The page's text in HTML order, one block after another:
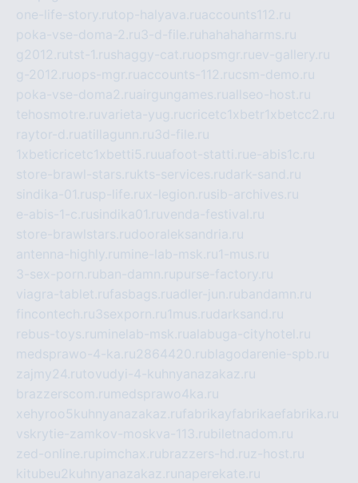
one-life-story.rutop-halyava.ruaccounts112.ru
poka-vse-doma-2.ru3-d-file.ru hahahaharms.ru
g2012.rutst-1.rushaggy-cat.ruopsmgr.ruev-gallery.ru
g-2012.ruops-mgr.ruaccounts-112.rucsm-demo.ru
poka-vse-doma2.ruairgungames.ruallseo-host.ru
tehosmotre.ruvarieta-yug.rucricetc1xbetr1xbetcc2.ru
raytor-d.ruatillagunn.ru3d-file.ru
1xbeticricetc1xbetti5.ruuafoot-statti.rue-abis1c.ru
store-brawl-stars.rukts-services.rudark-sand.ru
sindika-01.rusp-life.rux-legion.rusib-archives.ru
e-abis-1-c.rusindika01.ruvenda-festival.ru
store-brawlstars.rudooraleksandria.ru
antenna-highly.ru mine-lab-msk.ru1-mus.ru
3-sex-porn.ruban-damn.rupurse-factory.ru
viagra-tablet.rufasbags.ruadler-jun.rubandamn.ru
fincontech.ru3sexporn.ru1mus.rudarksand.ru
rebus-toys.ru minelab-msk.rualabuga-cityhotel.ru
medsprawo-4-ka.ru2864420.rublagodarenie-spb.ru
zajmy24.rutovudyi-4-kuhnyanazakaz.ru
brazzerscom.ru medsprawo4ka.ru
xehyroo5kuhnyanazakaz.rufabrikayfabrikaefabrika.ru
vskrytie-zamkov-moskva-113.rubiletnadom.ru
zed-online.rupimchax.rubrazzers-hd.ruz-host.ru
kitubeu2kuhnyanazakaz.ru naperekate.ru